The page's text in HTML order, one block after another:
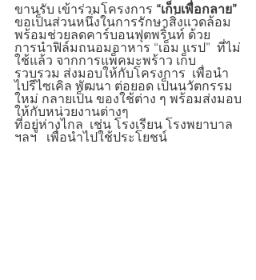
ขานรับ เข้าร่วมโครงการ “เก็บเพื่อกลาย”
ขอเป็นส่วนหนึ่งในการรักษาสิ่งแวดล้อม
พร้อมช่วยลดคาร์บอนฟุตพริ้นท์ ด้วย
การนำฟิล์มถนอมอาหาร “เอ็ม แรป”  ที่ไม่
ใช้แล้ว จากการแพ็คมะพร้าว เก็บ
รวบรวม ส่งมอบให้กับโครงการ  เพื่อนำ
ไปรีไซเคิล พัฒนา ต่อยอด เป็นนวัตกรรม
ใหม่ กลายเป็น ของใช้ต่าง ๆ พร้อมส่งมอบ
ให้กับหน่วยงานต่างๆ
ที่อยู่ห่างไกล  เช่น โรงเรียน โรงพยาบาล
ฯลฯ   เพื่อนำไปใช้ประโยชน์